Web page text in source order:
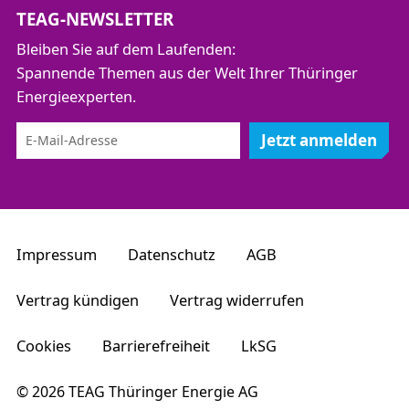
TEAG-NEWSLETTER
Bleiben Sie auf dem Laufenden:
Spannende Themen aus der Welt Ihrer Thüringer
Energieexperten.
Jetzt anmelden
Impressum Datenschutz AGB
Vertrag kündigen Vertrag widerrufen
Cookies Barrierefreiheit LkSG
© 2026 TEAG Thüringer Energie AG